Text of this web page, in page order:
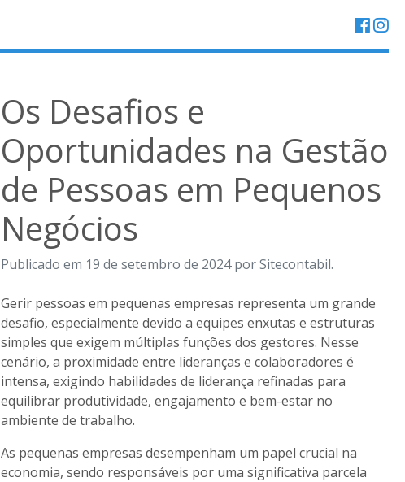
Os Desafios e
Oportunidades na Gestão
de Pessoas em Pequenos
Negócios
Publicado em 19 de setembro de 2024 por Sitecontabil.
Gerir pessoas em pequenas empresas representa um grande
desafio, especialmente devido a equipes enxutas e estruturas
simples que exigem múltiplas funções dos gestores. Nesse
cenário, a proximidade entre lideranças e colaboradores é
intensa, exigindo habilidades de liderança refinadas para
equilibrar produtividade, engajamento e bem-estar no
ambiente de trabalho.
As pequenas empresas desempenham um papel crucial na
economia, sendo responsáveis por uma significativa parcela